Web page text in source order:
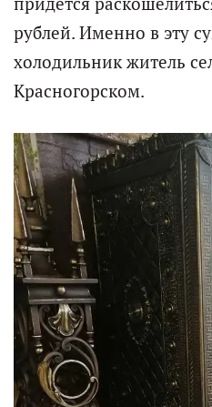
рублей. Именно в эту
холодильник житель
Красногорском.